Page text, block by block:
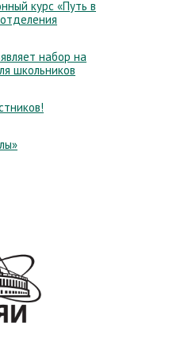
курс «Путь в
набор на
школьников